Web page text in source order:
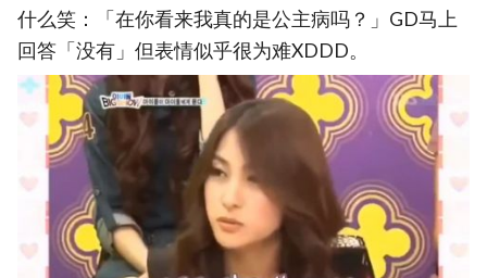
什么笑：「在你看来我真的是公主病吗？」GD马上
回答「没有」但表情似乎很为难XDDD。